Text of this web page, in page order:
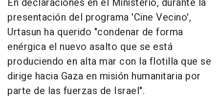
En declaraciones en el Ministerio, durante la
presentación del programa 'Cine Vecino',
Urtasun ha querido "condenar de forma
enérgica el nuevo asalto que se está
produciendo en alta mar con la flotilla que se
dirige hacia Gaza en misión humanitaria por
parte de las fuerzas de Israel".